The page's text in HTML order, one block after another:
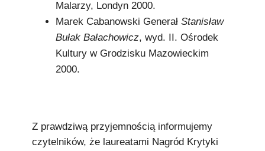
Malarzy, Londyn 2000.
Marek Cabanowski Generał Stanisław
Bułak Bałachowicz, wyd. II. Ośrodek
Kultury w Grodzisku Mazowieckim
2000.
Z prawdziwą przyjemnością informujemy
czytelników, że laureatami Nagród Krytyki